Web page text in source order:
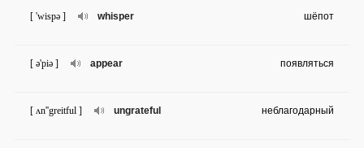
whisper
[ 'wispə ] шёпот
appear
[ ə'piə ] появляться
ungrateful
[ ʌn''greitful ] неблагодарный